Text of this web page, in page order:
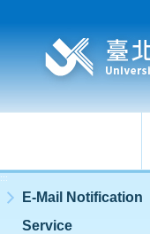
:::
E-Mail Notification
Service